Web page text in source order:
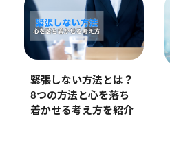
緊張しない方法とは？
8つの方法と心を落ち
着かせる考え方を紹介